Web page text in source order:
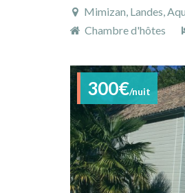
Mimizan, Landes,
Chambre d'hôtes
300€/nuit